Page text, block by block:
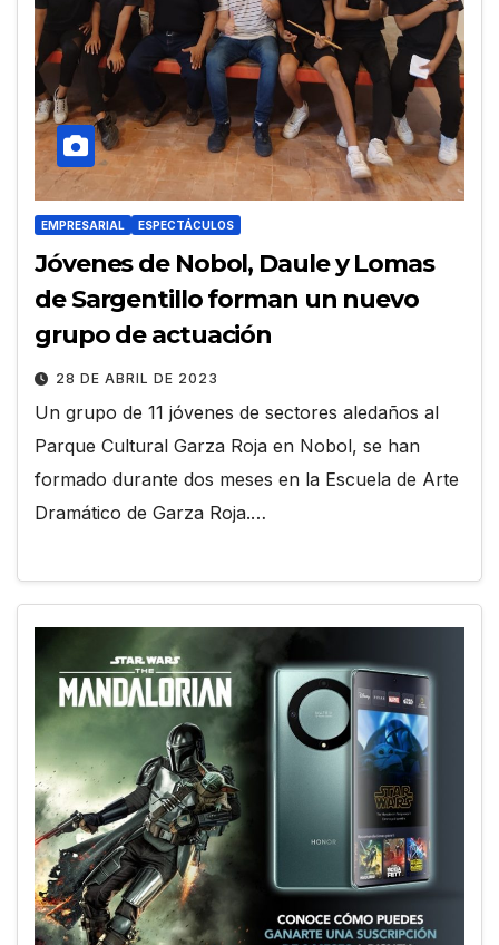
EMPRESARIAL ESPECTÁCULOS
Jóvenes de Nobol, Daule y Lomas
de Sargentillo forman un nuevo
grupo de actuación
28 DE ABRIL DE 2023
Un grupo de 11 jóvenes de sectores aledaños al
Parque Cultural Garza Roja en Nobol, se han
formado durante dos meses en la Escuela de Arte
Dramático de Garza Roja.…